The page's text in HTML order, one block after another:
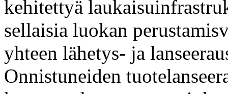
kehitettyä
sellaisia luokan
yhteen lähetys- ja
Onnistuneiden